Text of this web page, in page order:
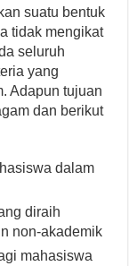
suatu bentuk
tidak mengikat
seluruh
yang
Adapun tujuan
dan berikut
dalam
diraih
non-akademik
mahasiswa